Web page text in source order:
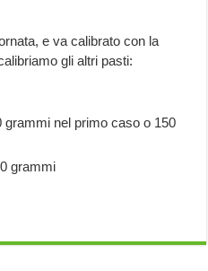
e va calibrato con la
gli altri pasti:
nel primo caso o 150
grammi